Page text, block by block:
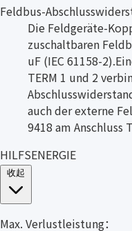
Feldbus-
Die Feldgeräte-
zuschaltbaren
uF (IEC 61158-
TERM 1 und 2
auch der externe
9418 am Anschluss
HILFSENERGIE
Max. Verlustleistung：